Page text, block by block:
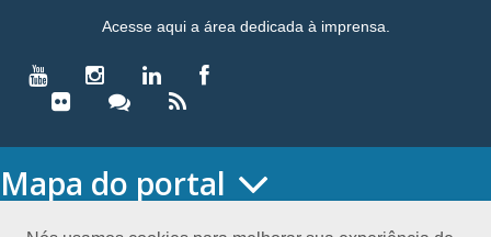
Acesse aqui a área dedicada à imprensa.
Mapa do portal